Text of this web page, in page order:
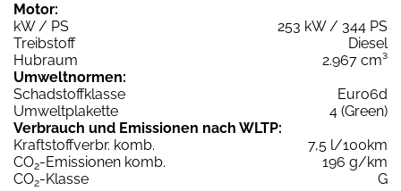
Motor:
kW / PS
253 kW / 344 PS
Treibstoff
Diesel
Hubraum
2.967 cm³
Umweltnormen:
Schadstoffklasse
Euro6d
Umweltplakette
4 (Green)
Verbrauch und Emissionen nach WLTP:
Kraftstoffverbr. komb.
7,5 l/100km
CO2-Emissionen komb.
196 g/km
CO2-Klasse
G